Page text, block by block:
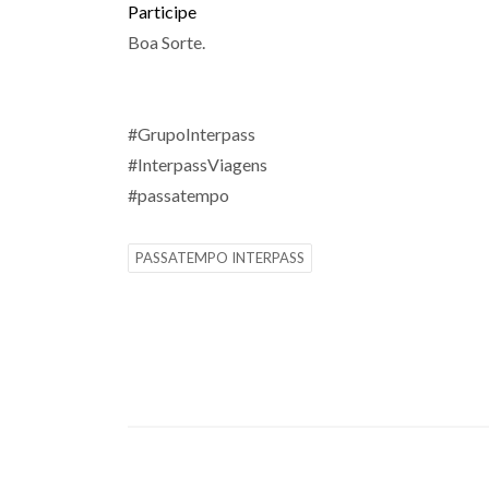
Participe
Boa Sorte.
#GrupoInterpass
#InterpassViagens
#passatempo
PASSATEMPO INTERPASS